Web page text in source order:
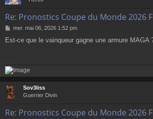
Re: Pronostics Coupe du Monde 2026
M
s
e
mer. mai 06, 2026 1:52 pm
Est-ce que le vainqueur gagne une armure MAGA
Sov3liss
Guerrier Divin
Re: Pronostics Coupe du Monde 2026